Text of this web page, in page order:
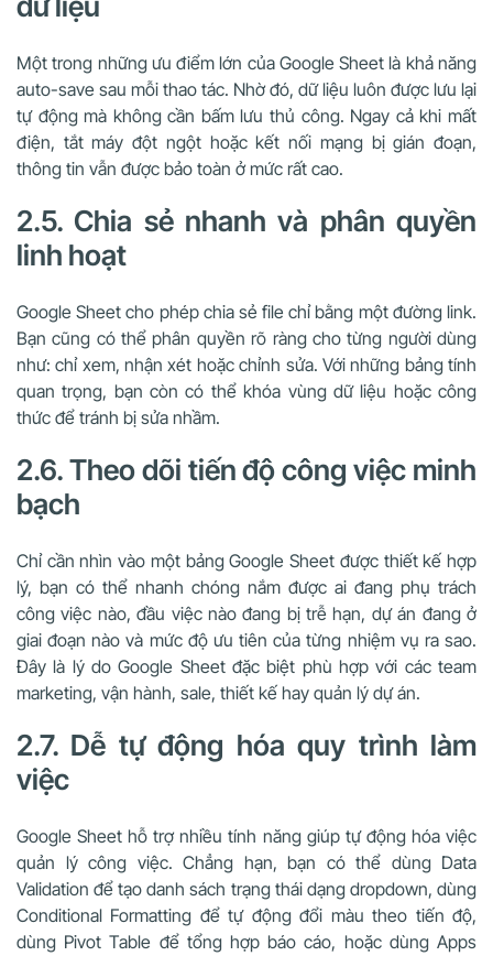
Một trong những ưu điểm lớn của Google Sheet là khả năng
auto-save sau mỗi thao tác. Nhờ đó, dữ liệu luôn được lưu lại
tự động mà không cần bấm lưu thủ công. Ngay cả khi mất
điện, tắt máy đột ngột hoặc kết nối mạng bị gián đoạn,
thông tin vẫn được bảo toàn ở mức rất cao.
2.5. Chia sẻ nhanh và phân quyền
linh hoạt
Google Sheet cho phép chia sẻ file chỉ bằng một đường link.
Bạn cũng có thể phân quyền rõ ràng cho từng người dùng
như: chỉ xem, nhận xét hoặc chỉnh sửa. Với những bảng tính
quan trọng, bạn còn có thể khóa vùng dữ liệu hoặc công
thức để tránh bị sửa nhầm.
2.6. Theo dõi tiến độ công việc minh
bạch
Chỉ cần nhìn vào một bảng Google Sheet được thiết kế hợp
lý, bạn có thể nhanh chóng nắm được ai đang phụ trách
công việc nào, đầu việc nào đang bị trễ hạn, dự án đang ở
giai đoạn nào và mức độ ưu tiên của từng nhiệm vụ ra sao.
Đây là lý do Google Sheet đặc biệt phù hợp với các team
marketing, vận hành, sale, thiết kế hay quản lý dự án.
2.7. Dễ tự động hóa quy trình làm
việc
Google Sheet hỗ trợ nhiều tính năng giúp tự động hóa việc
quản lý công việc. Chẳng hạn, bạn có thể dùng Data
Validation để tạo danh sách trạng thái dạng dropdown, dùng
Conditional Formatting để tự động đổi màu theo tiến độ,
dùng Pivot Table để tổng hợp báo cáo, hoặc dùng Apps